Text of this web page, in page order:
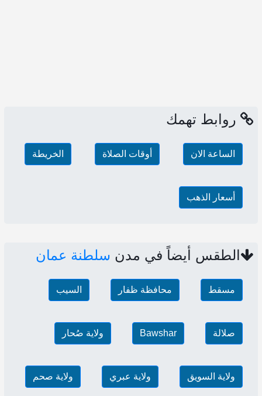
روابط تهمك
الساعة الان أوقات الصلاة الخريطة
أسعار الذهب
الطقس أيضاً في مدن سلطنة عمان
مسقط محافظة ظفار السيب
صلالة Bawshar ولاية صُحار
ولاية السويق ولاية عبري ولاية صحم